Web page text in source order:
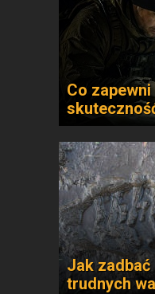
Co
Jak
trudnych